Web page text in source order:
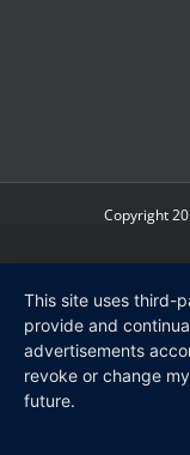
Copyright
This site uses third-
provide and
advertisements
revoke or change
future.